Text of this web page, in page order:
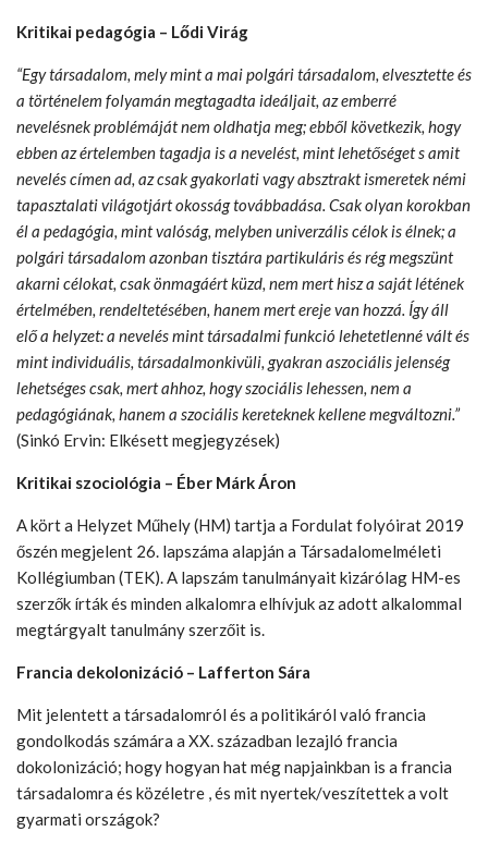
Kritikai pedagógia – Lődi Virág
“Egy társadalom, mely mint a mai polgári társadalom, elvesztette és
a történelem folyamán megtagadta ideáljait, az emberré
nevelésnek problémáját nem oldhatja meg; ebből következik, hogy
ebben az értelemben tagadja is a nevelést, mint lehetőséget s amit
nevelés címen ad, az csak gyakorlati vagy absztrakt ismeretek némi
tapasztalati világotjárt okosság továbbadása. Csak olyan korokban
él a pedagógia, mint valóság, melyben univerzális célok is élnek; a
polgári társadalom azonban tisztára partikuláris és rég megszünt
akarni célokat, csak önmagáért küzd, nem mert hisz a saját létének
értelmében, rendeltetésében, hanem mert ereje van hozzá. Így áll
elő a helyzet: a nevelés mint társadalmi funkció lehetetlenné vált és
mint individuális, társadalmonkivüli, gyakran aszociális jelenség
lehetséges csak, mert ahhoz, hogy szociális lehessen, nem a
pedagógiának, hanem a szociáliskereteknek kellene megváltozni.”
(Sinkó Ervin: Elkésett megjegyzések)
Kritikai szociológia – Éber Márk Áron
A kört a Helyzet Műhely (HM) tartja a Fordulat folyóirat 2019
őszén megjelent 26. lapszáma alapján a Társadalomelméleti
Kollégiumban (TEK). A lapszám tanulmányait kizárólag HM-es
szerzők írták és minden alkalomra elhívjuk az adott alkalommal
megtárgyalt tanulmány szerzőit is.
Francia dekolonizáció – Lafferton Sára
Mit jelentett a társadalomról és a politikáról való francia
gondolkodás számára a XX. században lezajló francia
dokolonizáció; hogy hogyan hat még napjainkban is a francia
társadalomra és közéletre , és mit nyertek/veszítettek a volt
gyarmati országok?